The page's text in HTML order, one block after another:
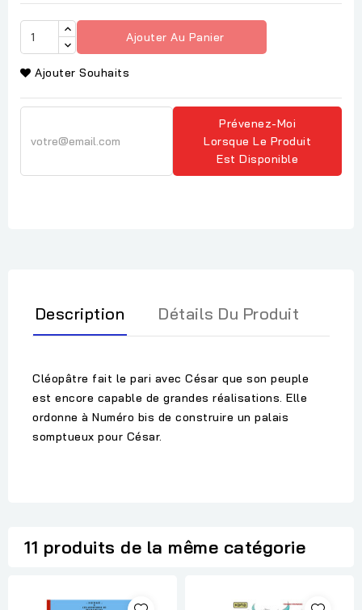
Ajouter Au Panier
Ajouter Souhaits
Prévenez-Moi
Lorsque Le Produit
Est Disponible
Description Détails Du Produit
Cléopâtre fait le pari avec César que son peuple
est encore capable de grandes réalisations. Elle
ordonne à Numéro bis de construire un palais
somptueux pour César.
11 produits de la même catégorie